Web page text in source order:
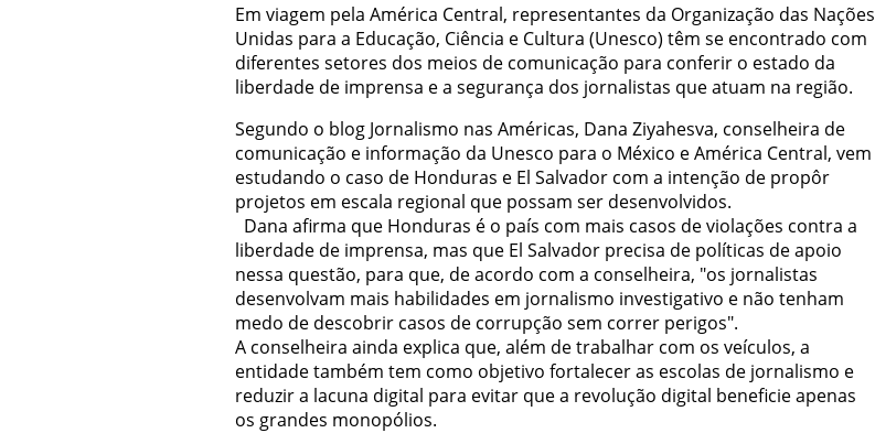
Em viagem pela América Central, representantes da Organização das Nações
Unidas para a Educação, Ciência e Cultura (Unesco) têm se encontrado com
diferentes setores dos meios de comunicação para conferir o estado da
liberdade de imprensa e a segurança dos jornalistas que atuam na região.
Segundo o blog Jornalismo nas Américas, Dana Ziyahesva, conselheira de
comunicação e informação da Unesco para o México e América Central, vem
estudando o caso de Honduras e El Salvador com a intenção de propôr
projetos em escala regional que possam ser desenvolvidos.
Dana afirma que Honduras é o país com mais casos de violações contra a
liberdade de imprensa, mas que El Salvador precisa de políticas de apoio
nessa questão, para que, de acordo com a conselheira, "os jornalistas
desenvolvam mais habilidades em jornalismo investigativo e não tenham
medo de descobrir casos de corrupção sem correr perigos".
A conselheira ainda explica que, além de trabalhar com os veículos, a
entidade também tem como objetivo fortalecer as escolas de jornalismo e
reduzir a lacuna digital para evitar que a revolução digital beneficie apenas
os grandes monopólios.